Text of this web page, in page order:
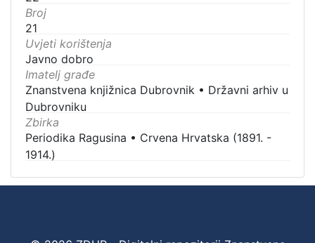
Broj
21
Uvjeti korištenja
Javno dobro
Imatelj građe
Znanstvena knjižnica Dubrovnik • Državni arhiv u
Dubrovniku
Zbirka
Periodika Ragusina • Crvena Hrvatska (1891. -
1914.)